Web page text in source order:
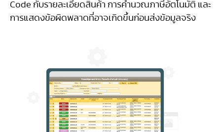
Code กับรายละเอียดสินค้า การคำนวณภาษีอัตโนมัติ และ
การแสดงข้อผิดพลาดที่อาจเกิดขึ้นก่อนส่งข้อมูลจริง